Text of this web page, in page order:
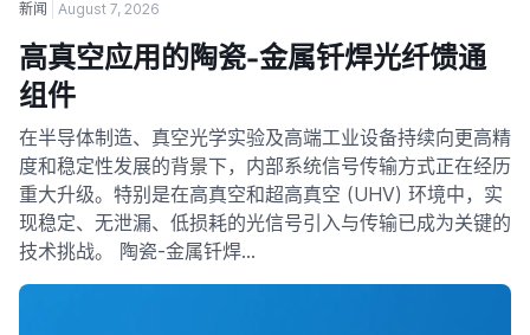
新闻 August 7, 2026
高真空应用的陶瓷-金属钎焊光纤馈通
组件
在半导体制造、真空光学实验及高端工业设备持续向更高精
度和稳定性发展的背景下，内部系统信号传输方式正在经历
重大升级。特别是在高真空和超高真空 (UHV) 环境中，实
现稳定、无泄漏、低损耗的光信号引入与传输已成为关键的
技术挑战。 陶瓷-金属钎焊…